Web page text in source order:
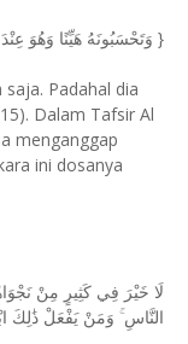
{ وَتَحْسَبُونَهُ هَيِّنًا وَهُوَ
Padahal dia
Dalam Tafsir Al
menganggap
ini dosanya
لَا خَيْرَ فِي كَثِيرٍ مِنْ
النَّاسِ ۚ وَمَنْ يَفْعَلْ ذَٰلِكَ